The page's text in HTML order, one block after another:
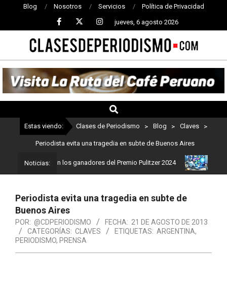
Blog Nosotros Servicios Política de Privacidad
jueves, 6 agosto 2026
CLASES
DE
PERIODISMO
Estas viendo: Clases de Periodismo > Blog > Claves >
Periodista evita una tragedia en subte de Buenos Aires
Noticias:
Estos son los ganadores del Premio Pulitzer 2024 Usuarios
Periodista evita una tragedia en subte de
Buenos Aires
POR: @CDPERIODISMO FECHA: 21 DE AGOSTO DE 2013
CATEGORÍAS: CLAVES ETIQUETAS: ARGENTINA,
PERIODISMO, PRENSA